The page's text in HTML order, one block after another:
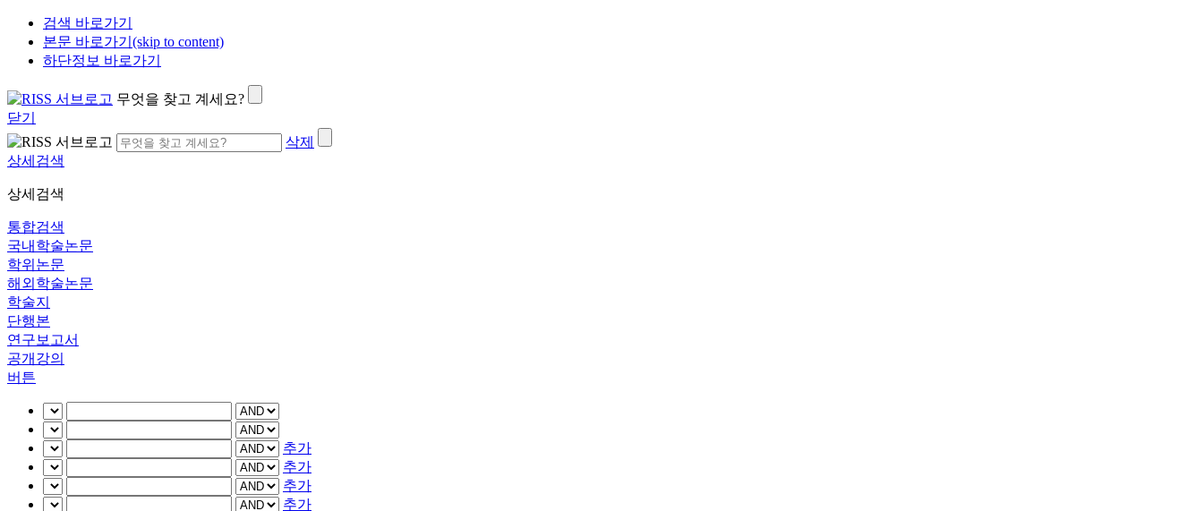
검색 바로가기
본문 바로가기(skip to content)
하단정보 바로가기
무엇을 찾고 계세요?
닫기
삭제
상세검색
상세검색
통합검색
국내학술논문
학위논문
해외학술논문
학술지
단행본
연구보고서
공개강의
버튼
추가
추가
추가
추가